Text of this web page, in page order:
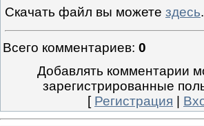
Скачать файл вы можете здесь.
Всего комментариев: 0
Добавлять комментарии
зарегистрированные
[ Регистрация